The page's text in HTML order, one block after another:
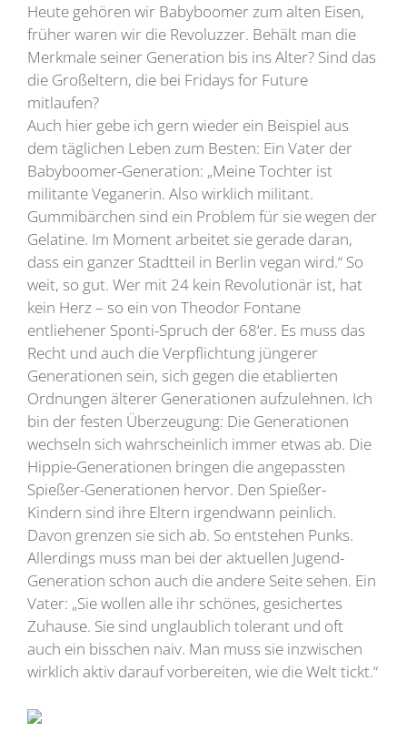
Heute gehören wir Babyboomer zum alten Eisen,
früher waren wir die Revoluzzer. Behält man die
Merkmale seiner Generation bis ins Alter? Sind das
die Großeltern, die bei Fridays for Future
mitlaufen?
Auch hier gebe ich gern wieder ein Beispiel aus
dem täglichen Leben zum Besten: Ein Vater der
Babyboomer-Generation: „Meine Tochter ist
militante Veganerin. Also wirklich militant.
Gummibärchen sind ein Problem für sie wegen der
Gelatine. Im Moment arbeitet sie gerade daran,
dass ein ganzer Stadtteil in Berlin vegan wird.“ So
weit, so gut. Wer mit 24 kein Revolutionär ist, hat
kein Herz – so ein von Theodor Fontane
entliehener Sponti-Spruch der 68‘er. Es muss das
Recht und auch die Verpflichtung jüngerer
Generationen sein, sich gegen die etablierten
Ordnungen älterer Generationen aufzulehnen. Ich
bin der festen Überzeugung: Die Generationen
wechseln sich wahrscheinlich immer etwas ab. Die
Hippie-Generationen bringen die angepassten
Spießer-Generationen hervor. Den Spießer-
Kindern sind ihre Eltern irgendwann peinlich.
Davon grenzen sie sich ab. So entstehen Punks.
Allerdings muss man bei der aktuellen Jugend-
Generation schon auch die andere Seite sehen. Ein
Vater: „Sie wollen alle ihr schönes, gesichertes
Zuhause. Sie sind unglaublich tolerant und oft
auch ein bisschen naiv. Man muss sie inzwischen
wirklich aktiv darauf vorbereiten, wie die Welt tickt.“